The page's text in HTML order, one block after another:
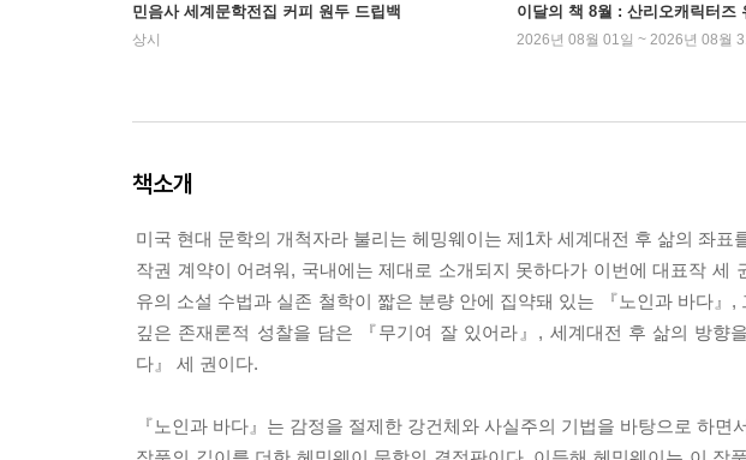
민음사 세계문학전집 커피 원두 드립백
상시
이달의 책 8월 : 산리오캐릭터즈
2026년 08월 01일 ~ 2026년 08월
책소개
미국 현대 문학의 개척자라 불리는 헤밍웨이는 제1차 세계대전 후 삶의 좌표
작권 계약이 어려워, 국내에는 제대로 소개되지 못하다가 이번에 대표작
유의 소설 수법과 실존 철학이 짧은 분량 안에 집약돼 있는 『노인과 바다』
깊은 존재론적 성찰을 담은 『무기여 잘 있어라』, 세계대전 후 삶의 방
다』 세 권이다.
『노인과 바다』는 감정을 절제한 강건체와 사실주의 기법을 바탕으로 하